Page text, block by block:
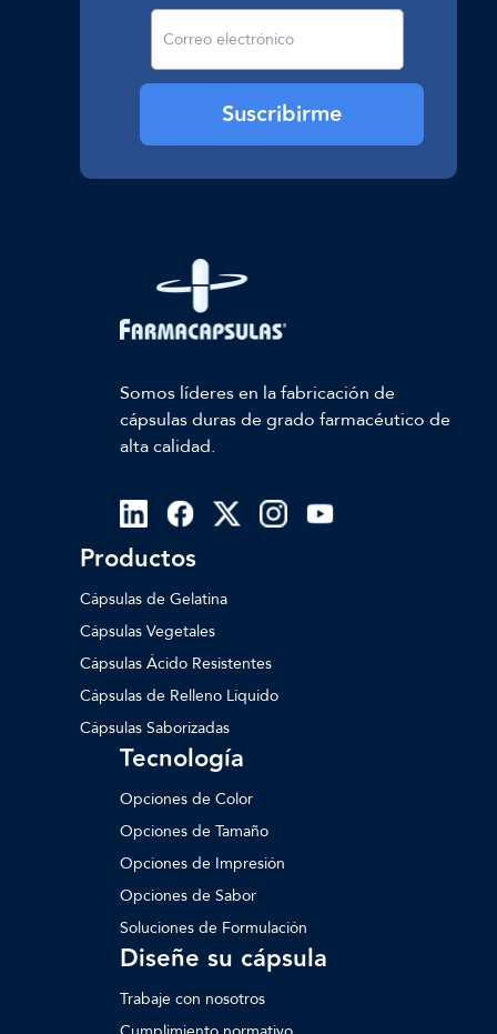
Suscribirme
Somos líderes en la fabricación de
cápsulas duras de grado farmacéutico de
alta calidad.
Productos
Cápsulas de Gelatina
Cápsulas Vegetales
Cápsulas Ácido Resistentes
Cápsulas de Relleno Líquido
Cápsulas Saborizadas
Tecnología
Opciones de Color
Opciones de Tamaño
Opciones de Impresión
Opciones de Sabor
Soluciones de Formulación
Diseñe su cápsula
Trabaje con nosotros